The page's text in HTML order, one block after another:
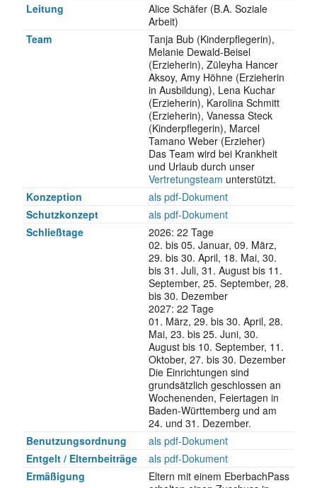
Leitung
Alice Schäfer (B.A. Soziale
Arbeit)
Team
Tanja Bub (Kinderpflegerin),
Melanie Dewald-Beisel
(Erzieherin), Züleyha Hancer
Aksoy, Amy Höhne (Erzieherin
in Ausbildung), Lena Kuchar
(Erzieherin), Karolina Schmitt
(Erzieherin), Vanessa Steck
(Kinderpflegerin), Marcel
Tamano Weber (Erzieher)
Das Team wird bei Krankheit
und Urlaub durch unser
Vertretungsteam unterstützt.
Konzeption
als pdf-Dokument
Schutzkonzept
als pdf-Dokument
Schließ­tage
2026: 22 Tage
02. bis 05. Januar, 09. März,
29. bis 30. April, 18. Mai, 30.
bis 31. Juli, 31. August bis 11.
September, 25. September, 28.
bis 30. Dezember
2027: 22 Tage
01. März, 29. bis 30. April, 28.
Mai, 23. bis 25. Juni, 30.
August bis 10. September, 11.
Oktober, 27. bis 30. Dezember
Die Einrichtungen sind
grundsätzlich geschlossen an
Wochenenden, Feiertagen in
Baden-Württemberg und am
24. und 31. Dezember.
Benutzungs­ordnung
als pdf-Dokument
Entgelt / Elternbeiträge
als pdf-Dokument
Ermäßigung
Eltern mit einem EberbachPass